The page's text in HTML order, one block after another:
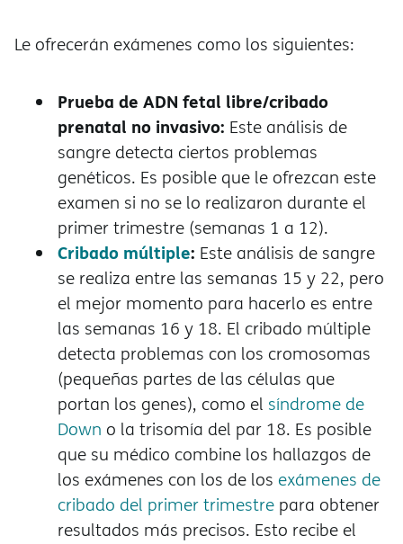
Le ofrecerán exámenes como los siguientes:
Prueba de ADN fetal libre/cribado
prenatal no invasivo: Este análisis de
sangre detecta ciertos problemas
genéticos. Es posible que le ofrezcan este
examen si no se lo realizaron durante el
primer trimestre (semanas 1 a 12).
Cribado múltiple: Este análisis de sangre
se realiza entre las semanas 15 y 22, pero
el mejor momento para hacerlo es entre
las semanas 16 y 18. El cribado múltiple
detecta problemas con los cromosomas
(pequeñas partes de las células que
portan los genes), como el síndrome de
Down o la trisomía del par 18. Es posible
que su médico combine los hallazgos de
los exámenes con los de los exámenes de
cribado del primer trimestre para obtener
resultados más precisos. Esto recibe el